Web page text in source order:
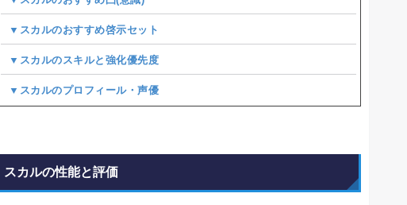
▼スカルのおすすめ啓示セット
▼スカルのスキルと強化優先度
▼スカルのプロフィール・声優
スカルの性能と評価